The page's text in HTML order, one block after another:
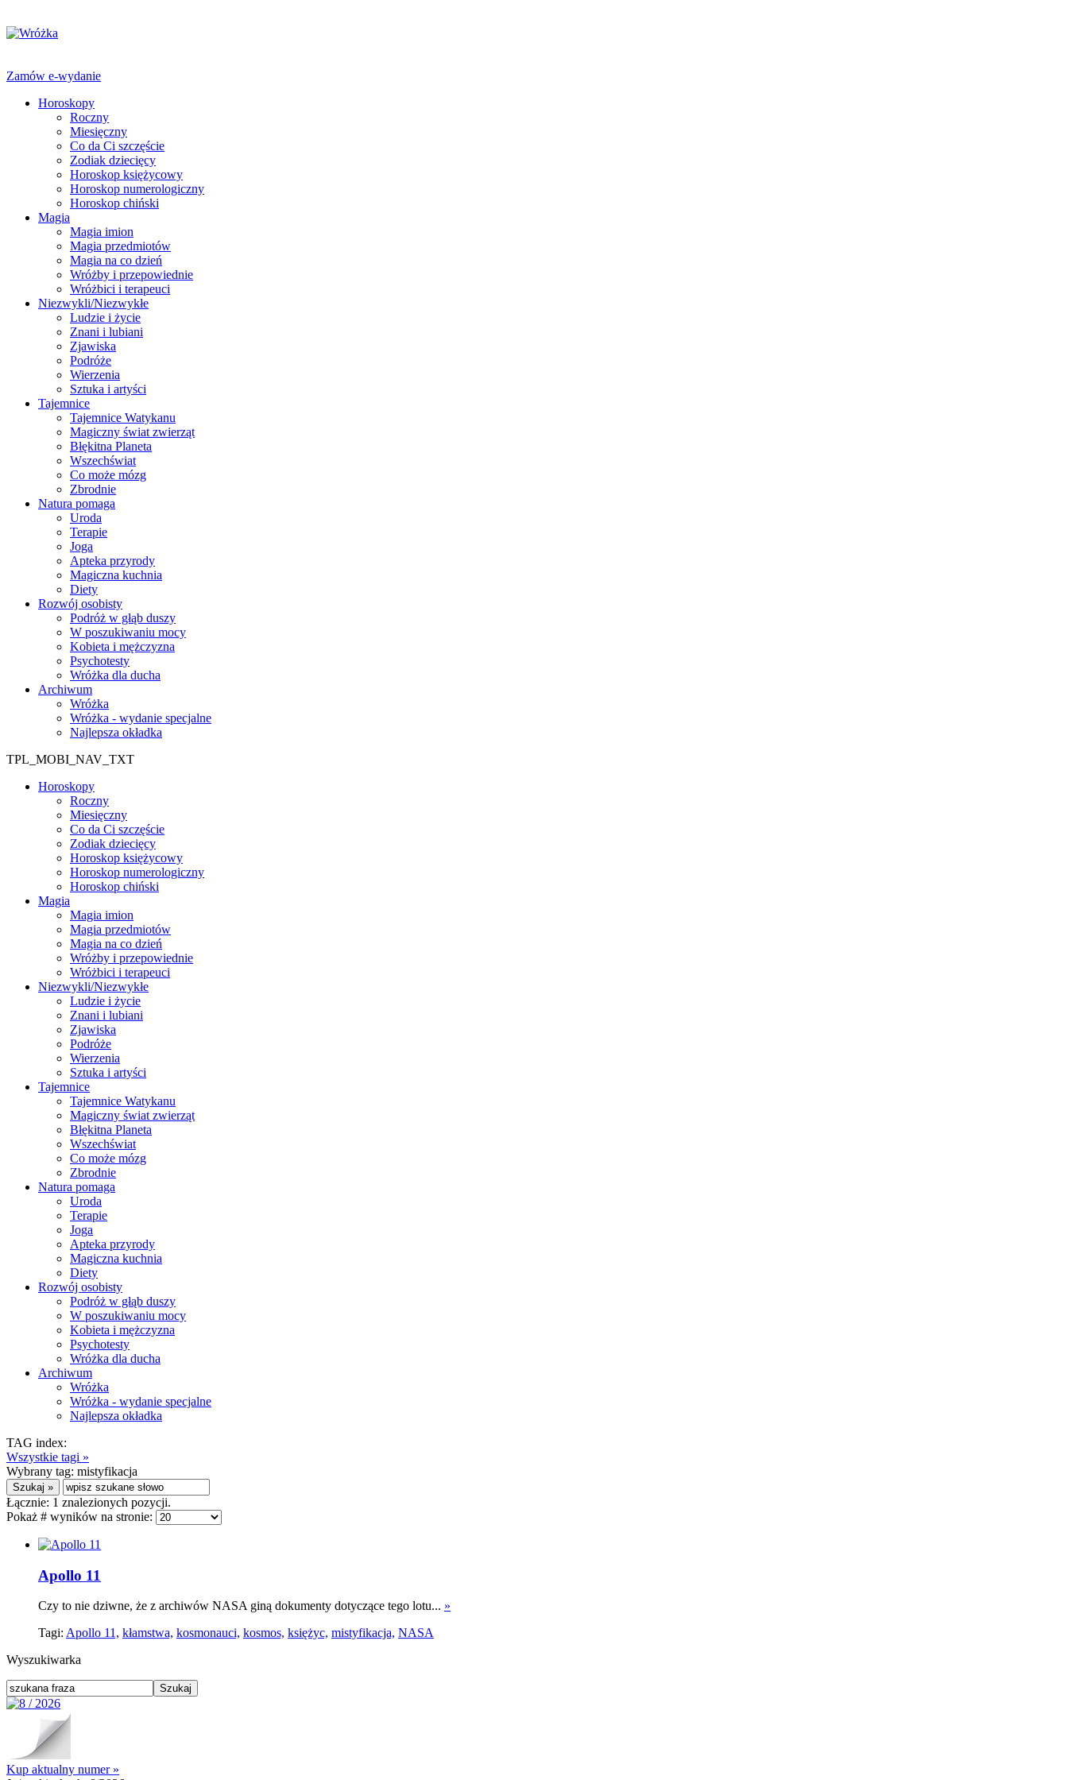
Zamów e-wydanie
Horoskopy
Roczny
Miesięczny
Co da Ci szczęście
Zodiak dziecięcy
Horoskop księżycowy
Horoskop numerologiczny
Horoskop chiński
Magia
Magia imion
Magia przedmiotów
Magia na co dzień
Wróżby i przepowiednie
Wróżbici i terapeuci
Niezwykli/Niezwykłe
Ludzie i życie
Znani i lubiani
Zjawiska
Podróże
Wierzenia
Sztuka i artyści
Tajemnice
Tajemnice Watykanu
Magiczny świat zwierząt
Błękitna Planeta
Wszechświat
Co może mózg
Zbrodnie
Natura pomaga
Uroda
Terapie
Joga
Apteka przyrody
Magiczna kuchnia
Diety
Rozwój osobisty
Podróż w głąb duszy
W poszukiwaniu mocy
Kobieta i mężczyzna
Psychotesty
Wróżka dla ducha
Archiwum
Wróżka
Wróżka - wydanie specjalne
Najlepsza okładka
TPL_MOBI_NAV_TXT
Horoskopy
Roczny
Miesięczny
Co da Ci szczęście
Zodiak dziecięcy
Horoskop księżycowy
Horoskop numerologiczny
Horoskop chiński
Magia
Magia imion
Magia przedmiotów
Magia na co dzień
Wróżby i przepowiednie
Wróżbici i terapeuci
Niezwykli/Niezwykłe
Ludzie i życie
Znani i lubiani
Zjawiska
Podróże
Wierzenia
Sztuka i artyści
Tajemnice
Tajemnice Watykanu
Magiczny świat zwierząt
Błękitna Planeta
Wszechświat
Co może mózg
Zbrodnie
Natura pomaga
Uroda
Terapie
Joga
Apteka przyrody
Magiczna kuchnia
Diety
Rozwój osobisty
Podróż w głąb duszy
W poszukiwaniu mocy
Kobieta i mężczyzna
Psychotesty
Wróżka dla ducha
Archiwum
Wróżka
Wróżka - wydanie specjalne
Najlepsza okładka
TAG index:
Wszystkie tagi »
Wybrany tag: mistyfikacja
Łącznie: 1 znalezionych pozycji.
Pokaż # wyników na stronie:
Apollo 11
Czy to nie dziwne, że z archiwów NASA giną dokumenty dotyczące tego lotu... »
Tagi: Apollo 11, kłamstwa, kosmonauci, kosmos, księżyc, mistyfikacja, NASA
Wyszukiwarka
Kup aktualny numer »